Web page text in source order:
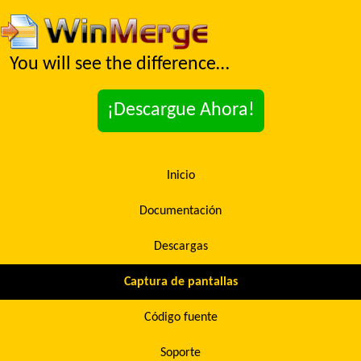
You will see the difference…
¡Descargue Ahora!
Inicio
Documentación
Descargas
Captura de pantallas
Código fuente
Soporte